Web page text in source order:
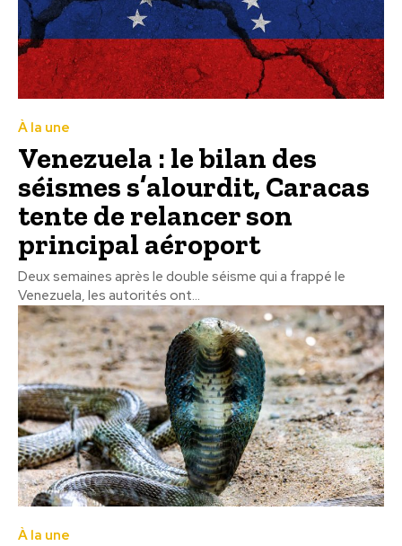
À la une
Venezuela : le bilan des
séismes s’alourdit, Caracas
tente de relancer son
principal aéroport
Deux semaines après le double séisme qui a frappé le
Venezuela, les autorités ont...
À la une